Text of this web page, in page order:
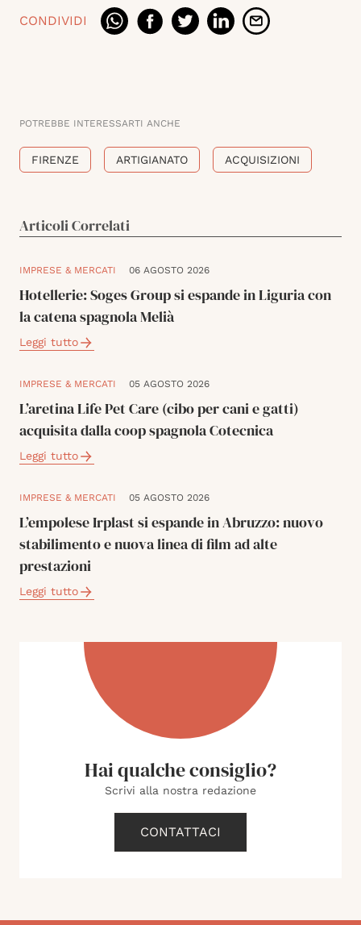
CONDIVIDI
POTREBBE INTERESSARTI ANCHE
FIRENZE ARTIGIANATO ACQUISIZIONI
Articoli Correlati
IMPRESE & MERCATI 06 AGOSTO 2026
Hotellerie: Soges Group si espande in Liguria con
la catena spagnola Melià
Leggi tutto
IMPRESE & MERCATI 05 AGOSTO 2026
L’aretina Life Pet Care (cibo per cani e gatti)
acquisita dalla coop spagnola Cotecnica
Leggi tutto
IMPRESE & MERCATI 05 AGOSTO 2026
L’empolese Irplast si espande in Abruzzo: nuovo
stabilimento e nuova linea di film ad alte
prestazioni
Leggi tutto
Hai qualche consiglio?
Scrivi alla nostra redazione
CONTATTACI